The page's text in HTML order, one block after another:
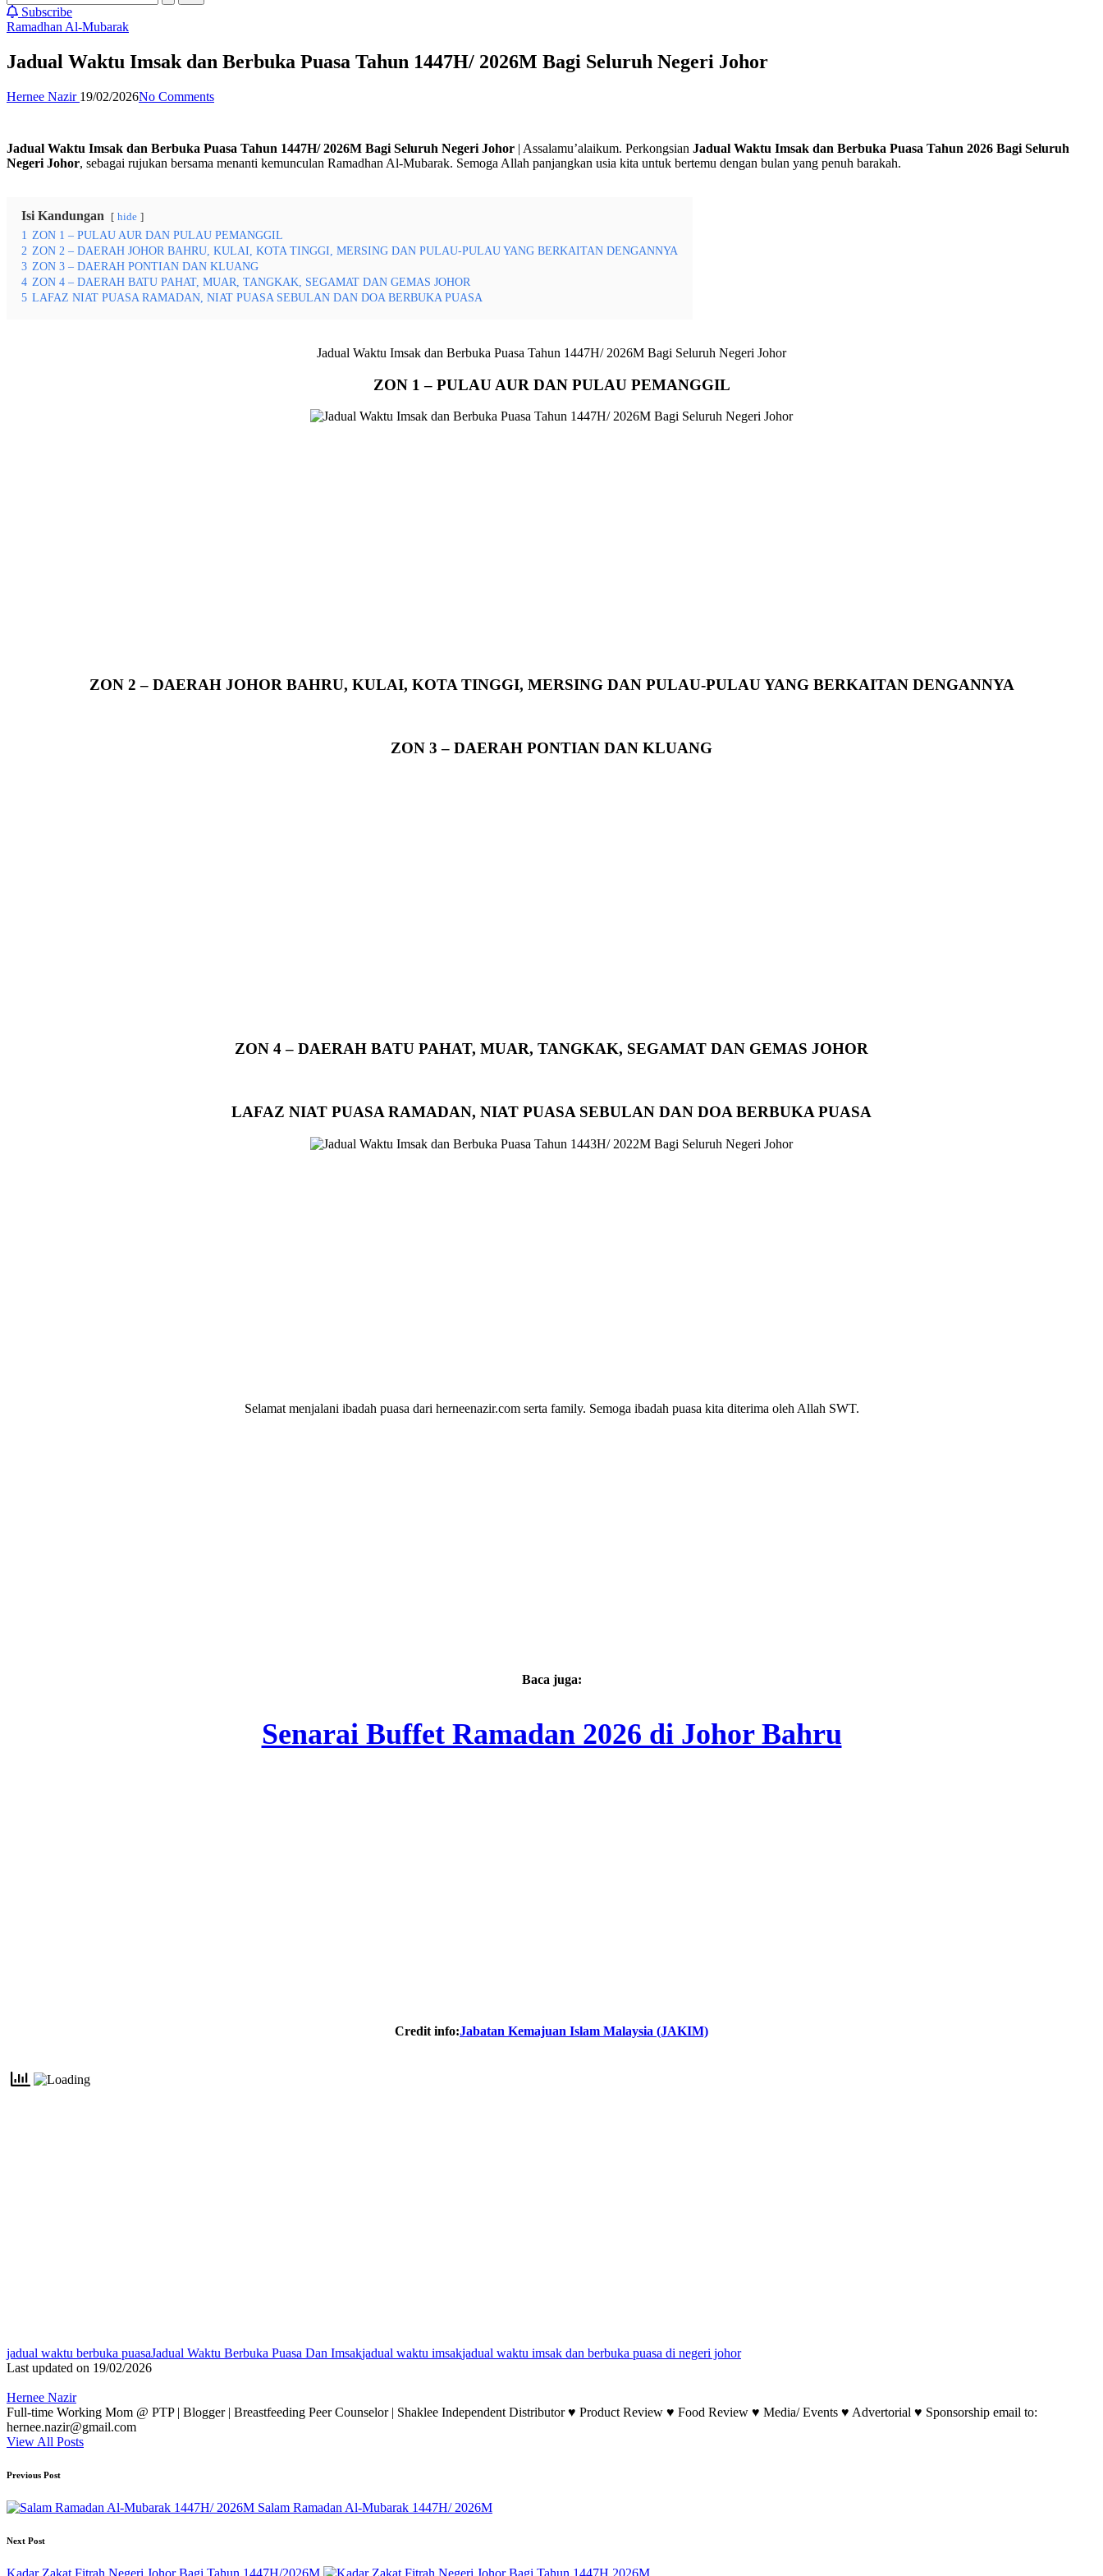
Subscribe
Posted
Ramadhan Al-Mubarak
Jadual Waktu Imsak dan Berbuka Puasa Tahun 1447H/ 2026M Bagi Seluruh Negeri Johor
Posted
Hernee Nazir 19/02/2026No Comments
Jadual Waktu Imsak dan Berbuka Puasa Tahun 1447H/ 2026M Bagi Seluruh Negeri Johor | Assalamu’alaikum. Perkongsian Jadual Waktu Imsak dan Berbuka Puasa Tahun 2026 Bagi Seluruh
Negeri Johor, sebagai rujukan bersama menanti kemunculan Ramadhan Al-Mubarak. Semoga Allah panjangkan usia kita untuk bertemu dengan bulan yang penuh barakah.
Isi Kandungan hide
1 ZON 1 – PULAU AUR DAN PULAU PEMANGGIL
2 ZON 2 – DAERAH JOHOR BAHRU, KULAI, KOTA TINGGI, MERSING DAN PULAU-PULAU YANG BERKAITAN DENGANNYA
3 ZON 3 – DAERAH PONTIAN DAN KLUANG
4 ZON 4 – DAERAH BATU PAHAT, MUAR, TANGKAK, SEGAMAT DAN GEMAS JOHOR
5 LAFAZ NIAT PUASA RAMADAN, NIAT PUASA SEBULAN DAN DOA BERBUKA PUASA
Jadual Waktu Imsak dan Berbuka Puasa Tahun 1447H/ 2026M Bagi Seluruh Negeri Johor
ZON 1 – PULAU AUR DAN PULAU PEMANGGIL
ZON 2 – DAERAH JOHOR BAHRU, KULAI, KOTA TINGGI, MERSING DAN PULAU-PULAU YANG BERKAITAN DENGANNYA
ZON 3 – DAERAH PONTIAN DAN KLUANG
ZON 4 – DAERAH BATU PAHAT, MUAR, TANGKAK, SEGAMAT DAN GEMAS JOHOR
LAFAZ NIAT PUASA RAMADAN, NIAT PUASA SEBULAN DAN DOA BERBUKA PUASA
Selamat menjalani ibadah puasa dari herneenazir.com serta family. Semoga ibadah puasa kita diterima oleh Allah SWT.
Baca juga:
Senarai Buffet Ramadan 2026 di Johor Bahru
Credit info:Jabatan Kemajuan Islam Malaysia (JAKIM)
Tags:
jadual waktu berbuka puasaJadual Waktu Berbuka Puasa Dan Imsakjadual waktu imsakjadual waktu imsak dan berbuka puasa di negeri johor
Last updated on 19/02/2026
Hernee Nazir
Full-time Working Mom @ PTP | Blogger | Breastfeeding Peer Counselor | Shaklee Independent Distributor ♥ Product Review ♥ Food Review ♥ Media/ Events ♥ Advertorial ♥ Sponsorship email to:
hernee.nazir@gmail.com
View All Posts
Post
navigation
Previous Post
Salam Ramadan Al-Mubarak 1447H/ 2026M
Next Post
Kadar Zakat Fitrah Negeri Johor Bagi Tahun 1447H/2026M